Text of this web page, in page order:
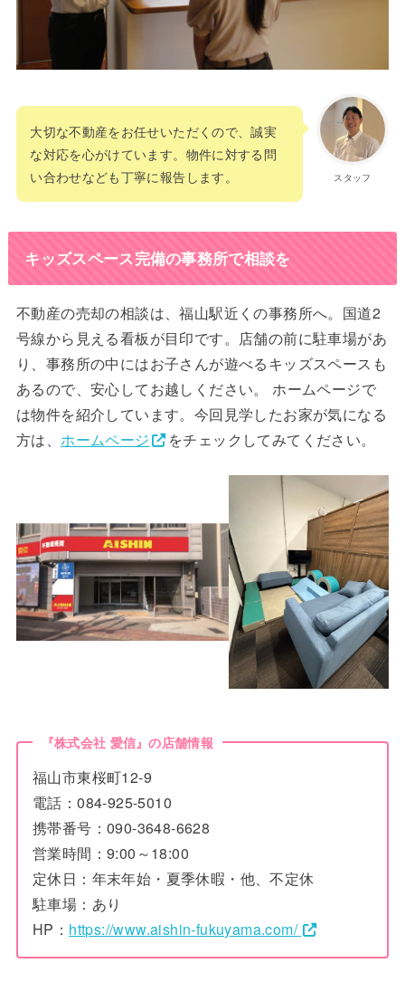
スタッフ
大切な不動産をお任せいただくので、誠実
な対応を心がけています。物件に対する問
い合わせなども丁寧に報告します。
キッズスペース完備の事務所で相談を
不動産の売却の相談は、福山駅近くの事務所へ。国道2
号線から見える看板が目印です。店舗の前に駐車場があ
り、事務所の中にはお子さんが遊べるキッズスペースも
あるので、安心してお越しください。 ホームページで
は物件を紹介しています。今回見学したお家が気になる
方は、ホームページ をチェックしてみてください。
『株式会社 愛信』の店舗情報
福山市東桜町12-9
電話：084-925-5010
携帯番号：090-3648-6628
営業時間：9:00～18:00
定休日：年末年始・夏季休暇・他、不定休
駐車場：あり
HP： https://www.aishin-fukuyama.com/